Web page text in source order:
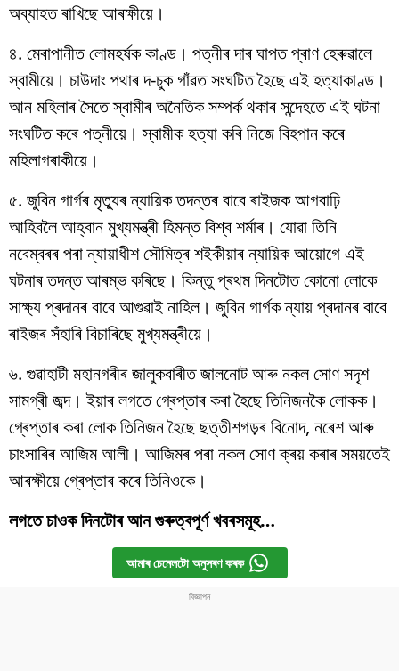
অব্যাহত ৰাখিছে আৰক্ষীয়ে।
৪. মেৰাপানীত লোমহৰ্ষক কাণ্ড। পত্নীৰ দাৰ ঘাপত প্ৰাণ হেৰুৱালে
স্বামীয়ে। চাউদাং পথাৰ দ-চুক গাঁৱত সংঘটিত হৈছে এই হত্যাকাণ্ড।
আন মহিলাৰ সৈতে স্বামীৰ অনৈতিক সম্পৰ্ক থকাৰ সন্দেহতে এই ঘটনা
সংঘটিত কৰে পত্নীয়ে। স্বামীক হত্যা কৰি নিজে বিহপান কৰে
মহিলাগৰাকীয়ে।
৫. জুবিন গাৰ্গৰ মৃত্যুৰ ন্যায়িক তদন্তৰ বাবে ৰাইজক আগবাঢ়ি
আহিবলৈ আহ্বান মুখ্যমন্ত্ৰী হিমন্ত বিশ্ব শৰ্মাৰ। যোৱা তিনি
নবেম্বৰৰ পৰা ন্যায়াধীশ সৌমিত্ৰ শইকীয়াৰ ন্যায়িক আয়োগে এই
ঘটনাৰ তদন্ত আৰম্ভ কৰিছে। কিন্তু প্ৰথম দিনটোত কোনো লোকে
সাক্ষ্য প্ৰদানৰ বাবে আগুৱাই নাহিল। জুবিন গাৰ্গক ন্যায় প্ৰদানৰ বাবে
ৰাইজৰ সঁহাৰি বিচাৰিছে মুখ্যমন্ত্ৰীয়ে।
৬. গুৱাহাটী মহানগৰীৰ জালুকবাৰীত জালনোট আৰু নকল সোণ সদৃশ
সামগ্ৰী জব্দ। ইয়াৰ লগতে গ্ৰেপ্তাৰ কৰা হৈছে তিনিজনকৈ লোকক।
গ্ৰেপ্তাৰ কৰা লোক তিনিজন হৈছে ছত্তীশগড়ৰ বিনোদ, নৰেশ আৰু
চাংসাৰিৰ আজিম আলী। আজিমৰ পৰা নকল সোণ ক্ৰয় কৰাৰ সময়তেই
আৰক্ষীয়ে গ্ৰেপ্তাৰ কৰে তিনিওকে।
লগতে চাওক দিনটোৰ আন গুৰুত্বপূৰ্ণ খবৰসমূহ…
আমাৰ চেনেলটো অনুসৰণ কৰক